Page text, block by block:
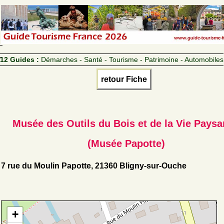
12 Guides : Démarches - Santé - Tourisme - Patrimoine - Automobiles
retour Fiche
Musée des Outils du Bois et de la Vie
(Musée Papotte)
7 rue du Moulin Papotte, 21360 Bligny-sur-Ouche
+